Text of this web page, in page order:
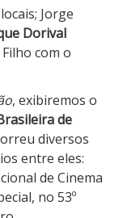
Jorge
Dorival
com o
, exibiremos o
de
diversos
entre eles:
de Cinema
no 53º